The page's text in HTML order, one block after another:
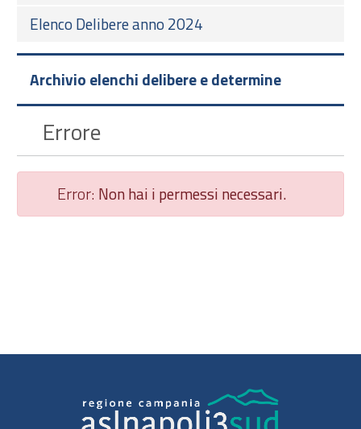
Elenco Delibere anno 2024
Archivio elenchi delibere e determine
Errore
Error: Non hai i permessi necessari.